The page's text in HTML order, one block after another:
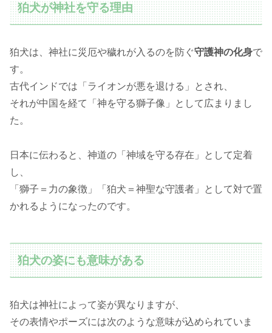
狛犬が神社を守る理由
狛犬は、神社に災厄や穢れが入るのを防ぐ守護神の化身で
す。
古代インドでは「ライオンが悪を退ける」とされ、
それが中国を経て「神を守る獅子像」として広まりまし
た。
日本に伝わると、神道の「神域を守る存在」として定着
し、
「獅子＝力の象徴」「狛犬＝神聖な守護者」として対で置
かれるようになったのです。
狛犬の姿にも意味がある
狛犬は神社によって姿が異なりますが、
その表情やポーズには次のような意味が込められていま